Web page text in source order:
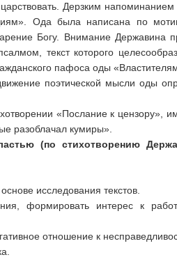
Дерзким
Ода была написана по
Богу. Внимание
текст которого
пафоса оды
поэтической мысли оды
«Послание к цензору»,
разоблачал кумиры».
(по стихотворению
исследования текстов.
формировать интерес к
отношение к